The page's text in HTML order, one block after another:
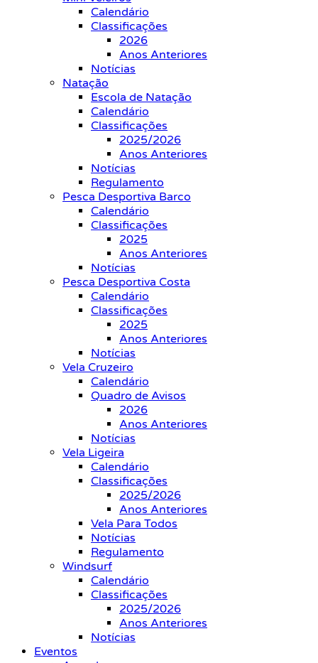
Calendário
Classificações
2026
Anos Anteriores
Notícias
Natação
Escola de Natação
Calendário
Classificações
2025/2026
Anos Anteriores
Notícias
Regulamento
Pesca Desportiva Barco
Calendário
Classificações
2025
Anos Anteriores
Notícias
Pesca Desportiva Costa
Calendário
Classificações
2025
Anos Anteriores
Notícias
Vela Cruzeiro
Calendário
Quadro de Avisos
2026
Anos Anteriores
Notícias
Vela Ligeira
Calendário
Classificações
2025/2026
Anos Anteriores
Vela Para Todos
Notícias
Regulamento
Windsurf
Calendário
Classificações
2025/2026
Anos Anteriores
Notícias
Eventos